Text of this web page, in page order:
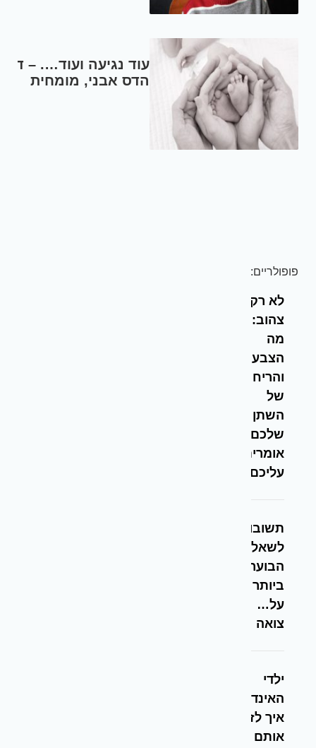
עוד נגיעה ועוד…. – ד"ר
הדס אבני, מומחית
פופולריים:
לא רק
צהוב:
מה
הצבע
והריח
של
השתן
שלכם
אומרים
עליכם?
תשובות
לשאלות
הבוערות
ביותר
על…
צואה
ילדי
האינדיגו –
איך לזהות
אותם ואיך